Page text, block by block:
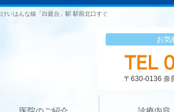
いはんな線「白庭台」駅 駅前北口すぐ
お気
〒630-0136 奈